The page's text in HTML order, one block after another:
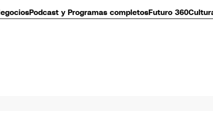
Podcast y Programas completosFuturo 360